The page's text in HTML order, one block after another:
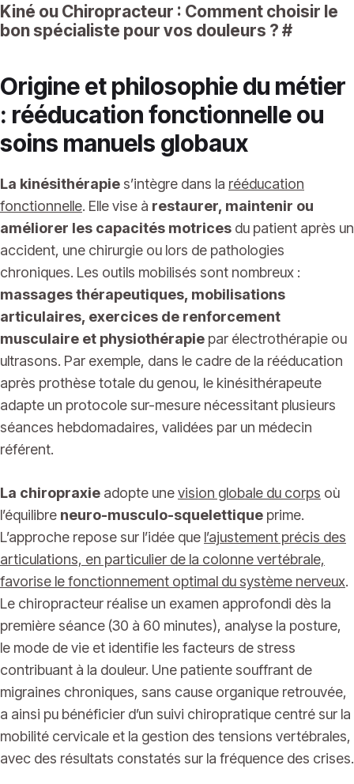
Kiné ou Chiropracteur : Comment choisir le
bon spécialiste pour vos douleurs ? #
Origine et philosophie du métier
: rééducation fonctionnelle ou
soins manuels globaux
La kinésithérapie s’intègre dans la rééducation
fonctionnelle. Elle vise à restaurer, maintenir ou
améliorer les capacités motrices du patient après un
accident, une chirurgie ou lors de pathologies
chroniques. Les outils mobilisés sont nombreux :
massages thérapeutiques, mobilisations
articulaires, exercices de renforcement
musculaire et physiothérapie par électrothérapie ou
ultrasons. Par exemple, dans le cadre de la rééducation
après prothèse totale du genou, le kinésithérapeute
adapte un protocole sur-mesure nécessitant plusieurs
séances hebdomadaires, validées par un médecin
référent.
La chiropraxie adopte unevision globale du corps où
l’équilibre neuro-musculo-squelettique prime.
L’approche repose sur l’idée que l’ajustement précis des
articulations, en particulier de la colonne vertébrale,
favorise le fonctionnement optimal du système nerveux.
Le chiropracteur réalise un examen approfondi dès la
première séance (30 à 60 minutes), analyse la posture,
le mode de vie et identifie les facteurs de stress
contribuant à la douleur. Une patiente souffrant de
migraines chroniques, sans cause organique retrouvée,
a ainsi pu bénéficier d’un suivi chiropratique centré sur la
mobilité cervicale et la gestion des tensions vertébrales,
avec des résultats constatés sur la fréquence des crises.